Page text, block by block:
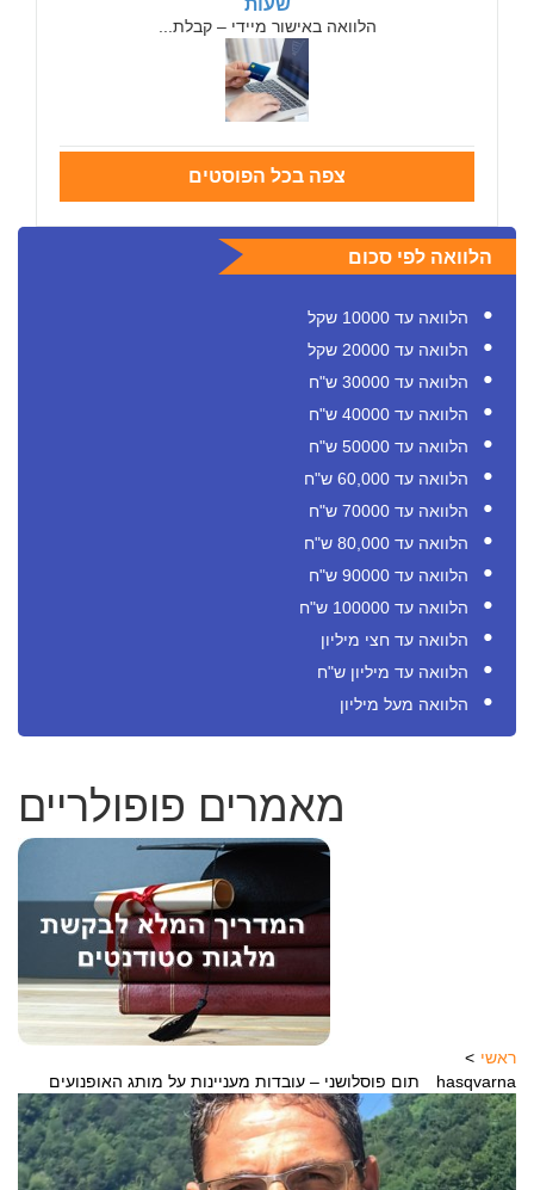
שעות
הלוואה באישור מיידי – קבלת...
צפה בכל הפוסטים
הלוואה לפי סכום
הלוואה עד 10000 שקל
הלוואה עד 20000 שקל
הלוואה עד 30000 ש"ח
הלוואה עד 40000 ש"ח
הלוואה עד 50000 ש"ח
הלוואה עד 60,000 ש"ח
הלוואה עד 70000 ש"ח
הלוואה עד 80,000 ש"ח
הלוואה עד 90000 ש"ח
הלוואה עד 100000 ש"ח
הלוואה עד חצי מיליון
הלוואה עד מיליון ש"ח
הלוואה מעל מיליון
מאמרים פופולריים
ראשי
תום פוסלושני – עובדות מעניינות על מותג האופנועים hasqvarna